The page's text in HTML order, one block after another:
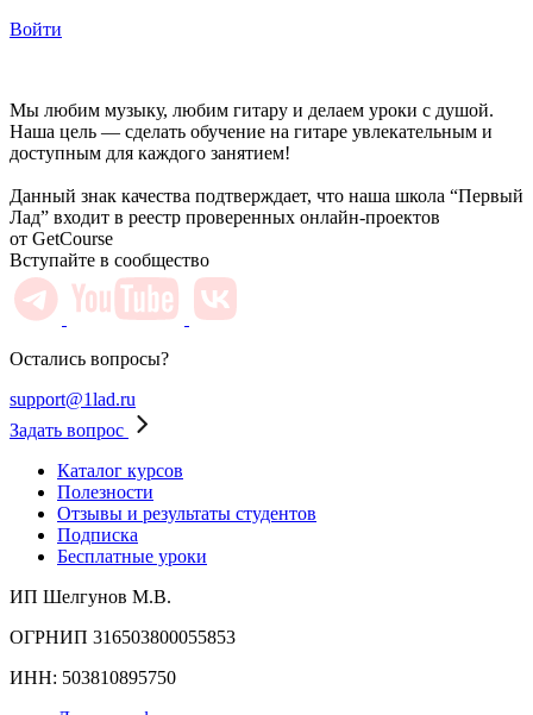
Войти
Мы любим музыку, любим гитару и делаем уроки с душой.
Наша цель — сделать обучение на гитаре увлекательным и
доступным для каждого занятием!
Данный знак качества подтверждает, что наша школа “Первый
Лад” входит в реестр проверенных онлайн-проектов
от GetCourse
Вступайте в сообщество
Остались вопросы?
support@1lad.ru
Задать вопрос
Каталог курсов
Полезности
Отзывы и результаты студентов
Подписка
Бесплатные уроки
ИП Шелгунов М.В.
ОГРНИП 316503800055853
ИНН: 503810895750